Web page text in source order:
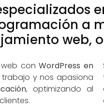
a
web,
web conWordPress en
trabajo y nos apasiona
, optimizando al